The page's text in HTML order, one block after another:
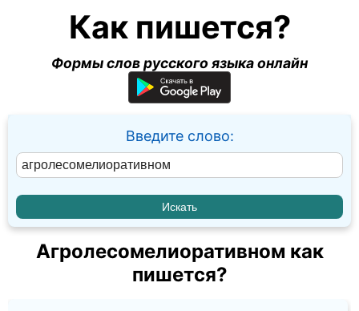
Как пишется?
Формы слов русского языка онлайн
Введите слово:
Агролесомелиоративном как
пишется?